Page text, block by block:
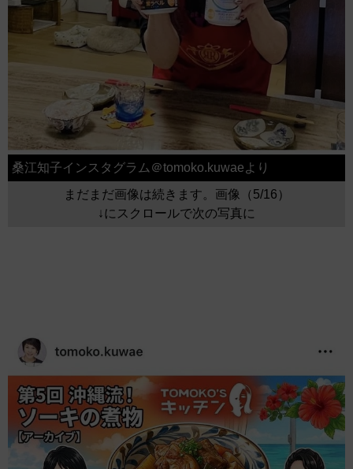
桑江知子インスタグラム＠tomoko.kuwaeより
まだまだ画像は続きます。画像（5/16）
↓にスクロールで次の写真に